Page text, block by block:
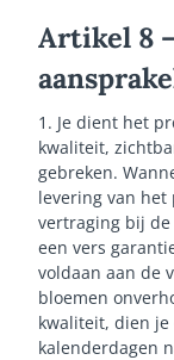
Artikel 8
1. Je dient het
kwaliteit,
gebreken.
levering van
vertraging bij
een vers
voldaan aan de
bloemen
kwaliteit, dien
kalenderdagen